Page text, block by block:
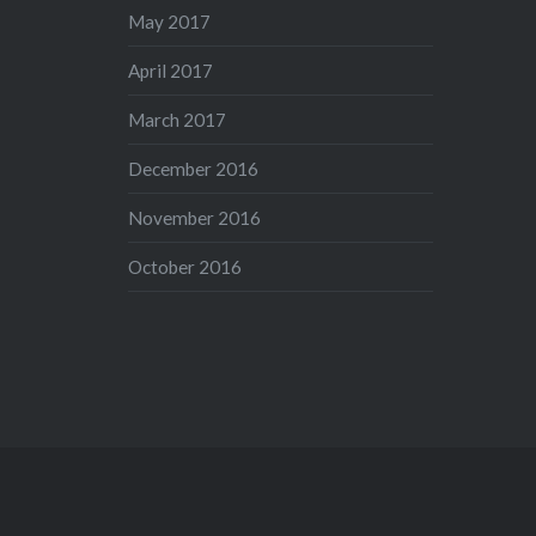
May 2017
April 2017
March 2017
December 2016
November 2016
October 2016